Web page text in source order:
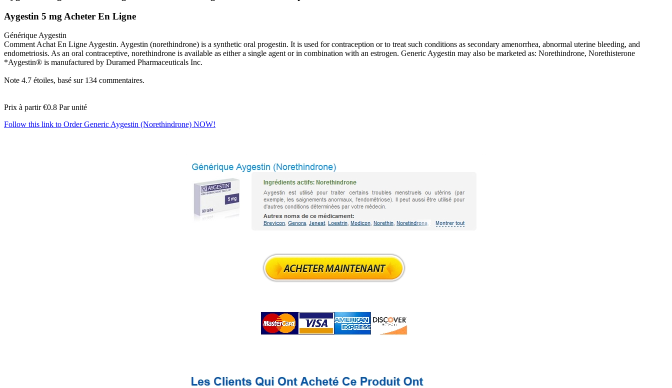
Aygestin 5 mg Acheter En Ligne
Générique Aygestin
Comment Achat En Ligne Aygestin. Aygestin (norethindrone) is a synthetic oral progestin. It is used for contraception or to treat such conditions as secondary amenorrhea, abnormal uterine bleeding, and
endometriosis. As an oral contraceptive, norethindrone is available as either a single agent or in combination with an estrogen. Generic Aygestin may also be marketed as: Norethindrone, Norethisterone
*Aygestin® is manufactured by Duramed Pharmaceuticals Inc.
Note 4.7 étoiles, basé sur 134 commentaires.
Prix à partir€0.8 Par unité
Follow this link to Order Generic Aygestin (Norethindrone) NOW!